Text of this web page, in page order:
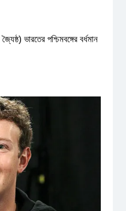
ভারতের পশ্চিমবঙ্গের বর্ধমান